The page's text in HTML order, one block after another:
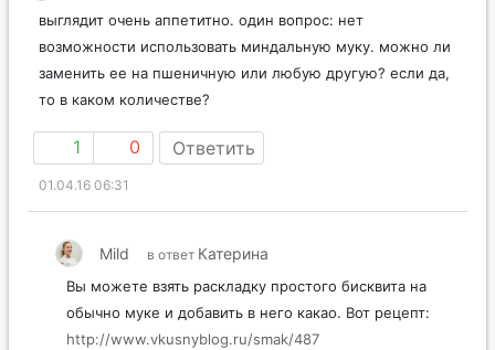
выглядит очень аппетитно. один вопрос: нет
возможности использовать миндальную муку. можно ли
заменить ее на пшеничную или любую другую? если да,
то в каком количестве?
1 0 Ответить
01.04.16 06:31
Mild в ответ Катерина
Вы можете взять раскладку простого бисквита на
обычно муке и добавить в него какао. Вот рецепт:
http://www.vkusnyblog.ru/smak/487